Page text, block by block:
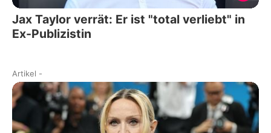
Jax Taylor verrät: Er ist "total verliebt" in
Ex-Publizistin
Artikel -